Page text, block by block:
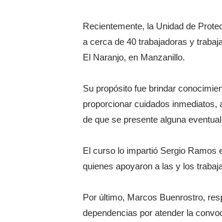
Recientemente, la Unidad de
a cerca de 40 trabajadoras y
El Naranjo, en Manzanillo.
Su propósito fue brindar
proporcionar cuidados
de que se presente alguna
El curso lo impartió Sergio Ramos
quienes apoyaron a las y los
Por último, Marcos Buenrostro,
dependencias por atender la